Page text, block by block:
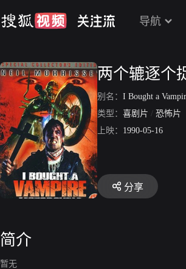
导航
两个辘逐个
别名： I Bought a
类型： 喜剧片 / 恐怖片
上映： 1990-05-16
分享
简介
暂无